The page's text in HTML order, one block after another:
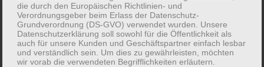
doohickeys to the public ever since. Located
in Gotham City, XYZ employs over 2,000
people and does all kinds of awesome
things for the Gotham community.
die durch den Europäischen Richtlinien- und
Verordnungsgeber beim Erlass der Datenschutz-
Grundverordnung (DS-GVO) verwendet wurden. Unsere
Datenschutzerklärung soll sowohl für die Öffentlichkeit als
auch für unsere Kunden und Geschäftspartner einfach lesbar
und verständlich sein. Um dies zu gewährleisten, möchten
wir vorab die verwendeten Begrifflichkeiten erläutern.